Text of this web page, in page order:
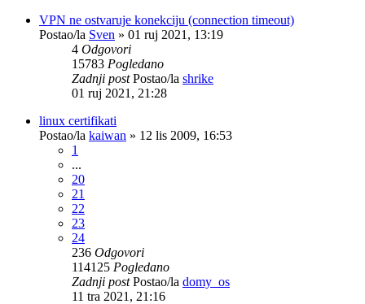
VPN ne ostvaruje konekciju (connection timeout)
Postao/la Sven » 01 ruj 2021, 13:19
4 Odgovori
15783 Pogledano
Zadnji postPostao/la shrike
01 ruj 2021, 21:28
linux certifikati
Postao/la kaiwan » 12 lis 2009, 16:53
1
...
20
21
22
23
24
236 Odgovori
114125 Pogledano
Zadnji postPostao/la domy_os
11 tra 2021, 21:16